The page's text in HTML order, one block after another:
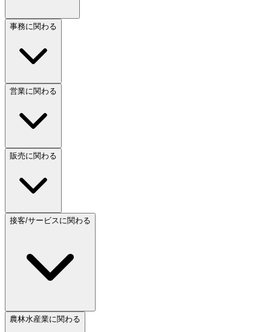
事務に関わる
営業に関わる
販売に関わる
接客/サービスに関わる
農林水産業に関わる